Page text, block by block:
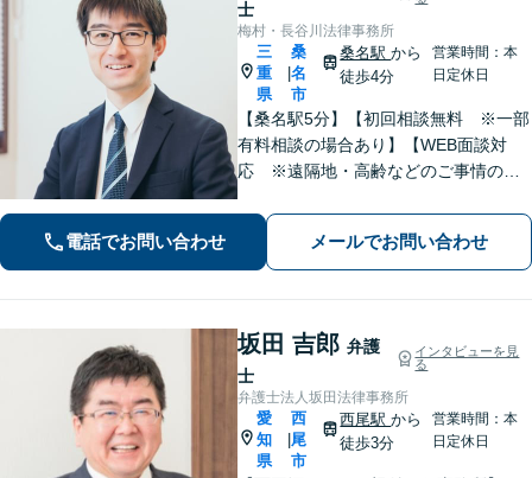
士
梅村・長谷川法律事務所
三
重
県
桑
名
市
桑名駅から
徒歩4分
営業時間：本
日定休日
【桑名駅5分】【初回相談無料 ※一部
有料相談の場合あり】【WEB面談対
応 ※遠隔地・高齢などのご事情のあ
間相談可】
電話でお問い合わせ メールでお問い合わせ
坂田 吉郎 弁護
士
インタビューを見
る
弁護士法人坂田法律事務所
愛
知
県
西
尾
市
西尾駅から
徒歩3分
営業時間：本
日定休日